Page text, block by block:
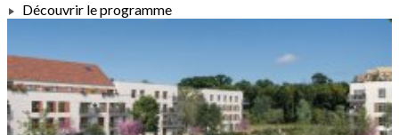
À PARTIR DE 258 500,00 €
Découvrir le programme